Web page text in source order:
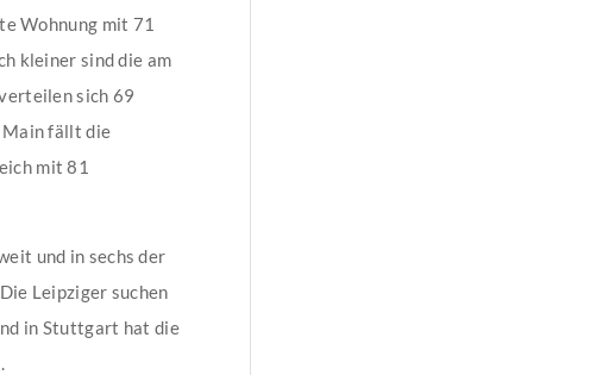
Wohnung mit 71
kleiner sind die am
sich 69
Main fällt die
mit 81
und in sechs der
Leipziger suchen
in Stuttgart hat die